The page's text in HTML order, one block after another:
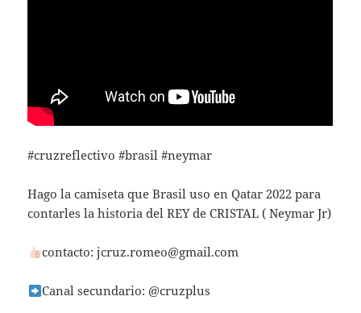
#cruzreflectivo #brasil #neymar
Hago la camiseta que Brasil uso en Qatar 2022 para
contarles la historia del REY de CRISTAL ( Neymar Jr)
contacto: jcruz.romeo@gmail.com
Canal secundario: @cruzplus